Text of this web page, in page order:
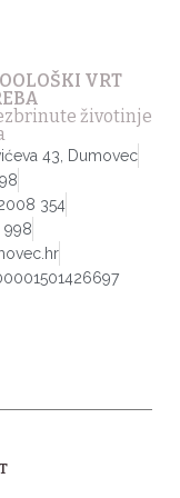
VRT
životinje
43, Dumovec
354
998